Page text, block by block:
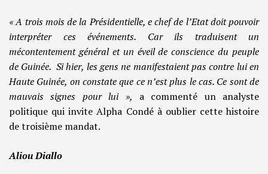
« A trois mois de la Présidentielle, e chef de l’Etat doit pouvoir
interpréter ces événements. Car ils traduisent un
mécontentement général et un éveil de conscience du peuple
de Guinée. Si hier, les gens ne manifestaient pas contre lui en
Haute Guinée, on constate que ce n’est plus le cas. Ce sont de
mauvais signes pour lui », a commenté un analyste
politique qui invite Alpha Condé à oublier cette histoire
de troisième mandat.
Aliou Diallo